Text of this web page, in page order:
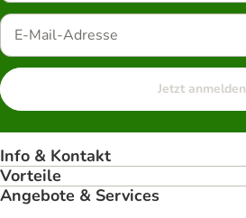
Jetzt anmelden
Info & Kontakt
Vorteile
Angebote & Services